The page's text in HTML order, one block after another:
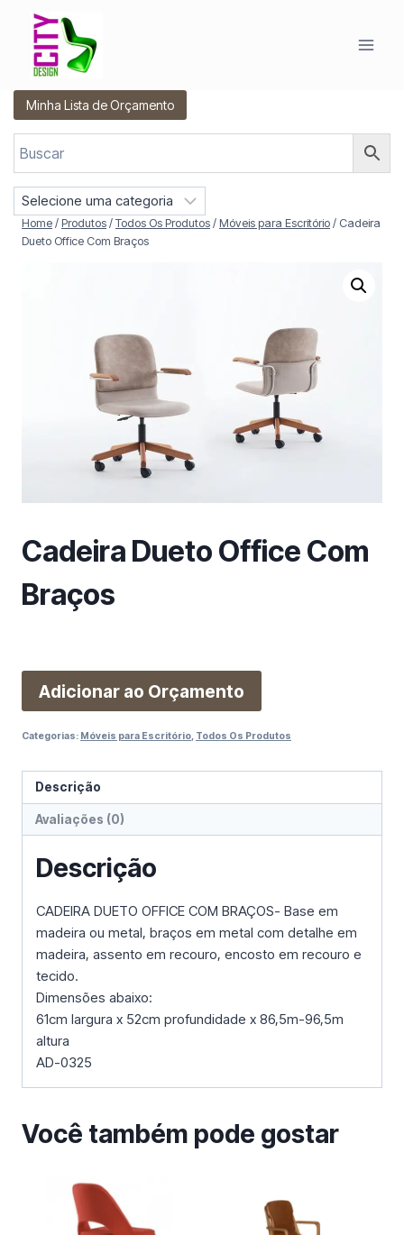
Conteúdo
Minha Lista de Orçamento
eHome / Produtos / Todos Os Produtos / Móveis para Escritório / Cadeira
Dueto Office Com Braços
Cadeira Dueto Office Com
Braços
Adicionar ao Orçamento
Categorias: Móveis para Escritório, Todos Os Produtos
Descrição
Avaliações (0)
Descrição
CADEIRA DUETO OFFICE COM BRAÇOS- Base em
madeira ou metal, braços em metal com detalhe em
madeira, assento em recouro, encosto em recouro e
tecido.
Dimensões abaixo:
61cm largura x 52cm profundidade x 86,5m-96,5m
altura
AD-0325
Você também pode gostar